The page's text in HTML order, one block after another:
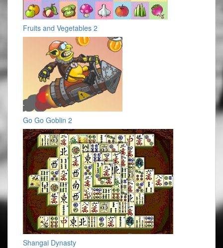
Fruits and Vegetables 2
Go Go Goblin 2
Shangai Dynasty